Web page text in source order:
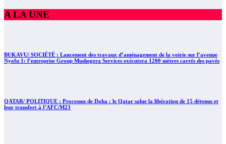
A LA UNE
BUKAVU/ SOCIÉTÉ : Lancement des travaux d’aménagement de la voirie sur l’avenue
Nyofu 1: l’entreprise Group Mushegera Services exécutera 1200 mètres carrés des pavés
QATAR/ POLITIQUE : Processus de Doha : le Qatar salue la libération de 15 détenus et
leur transfert à l’AFC/M23